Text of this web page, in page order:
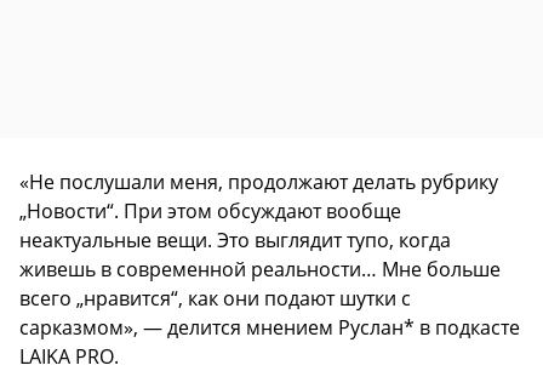
«Не послушали меня, продолжают делать рубрику
„Новости“. При этом обсуждают вообще
неактуальные вещи. Это выглядит тупо, когда
живешь в современной реальности… Мне больше
всего „нравится“, как они подают шутки с
сарказмом», — делится мнением Руслан* в подкасте
LAIKA PRO.